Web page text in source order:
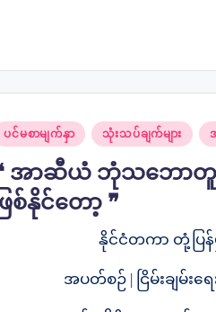
ပင်မစာမျက်နှာ သုံးသပ်ချက်များ
အာဆီယံ ဘုံသဘော
ြစ်နိုင်တော့ ❞
နိုင်ငံတကာ တုံ့ပြ
အပတ်စဉ် | ငြိမ်းချမ်း